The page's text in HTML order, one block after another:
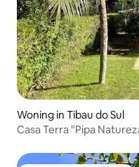
Woning in Tibau do Sul
Casa Terra "Pipa